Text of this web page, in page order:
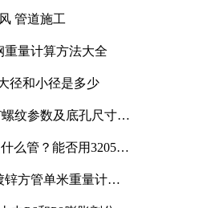
管道施工
重量计算方法大全
径和小径是多少
螺纹参数及底孔尺寸详
么管？能否用3205或
锌方管单米重量计算